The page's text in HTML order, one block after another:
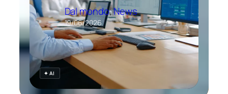
✦ AI
Dal mondo, News
19/06/2026